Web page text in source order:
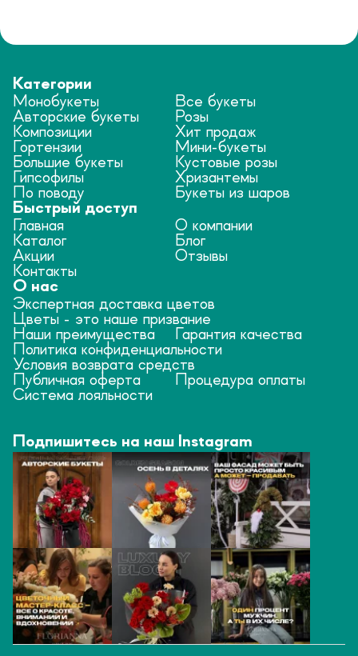
Категории
Монобукеты
Все букеты
Авторские букеты
Розы
Композиции
Хит продаж
Гортензии
Мини-букеты
Большие букеты
Кустовые розы
Гипсофилы
Хризантемы
По поводу
Букеты из шаров
Быстрый доступ
Главная
О компании
Каталог
Блог
Акции
Отзывы
Контакты
О нас
Экспертная доставка цветов
Цветы - это наше призвание
Наши преимущества
Гарантия качества
Политика конфиденциальности
Условия возврата средств
Публичная оферта
Процедура оплаты
Система лояльности
Подпишитесь на наш Instagram